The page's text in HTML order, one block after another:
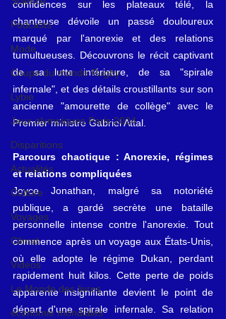
Podcasts
Mode
Coupe du monde Rugby
Lybie
Jeux olympiques Paris 2024
Disparitions
Actualités
Culture
Voyages
Climat
Vidéos
Le Monde des livres
économie mondiales
confidences sur les plateaux télé, la
chanteuse dévoile un passé douloureux
marqué par l'anorexie et des relations
tumultueuses. Découvrons le récit captivant
de sa lutte intérieure, de sa "spirale
infernale", et des détails croustillants sur son
ancienne "amourette de collège" avec le
Premier ministre Gabriel Attal.
Parcours chaotique : Anorexie, régimes
et relations compliquées
Joyce Jonathan, malgré sa notoriété
publique, a gardé secrète une bataille
personnelle intense contre l'anorexie. Tout
commence après un voyage aux États-Unis,
où elle adopte le régime Dukan, perdant
rapidement huit kilos. Cette perte de poids
apparente insignifiante devient le point de
départ d'une spirale infernale. Sa relation